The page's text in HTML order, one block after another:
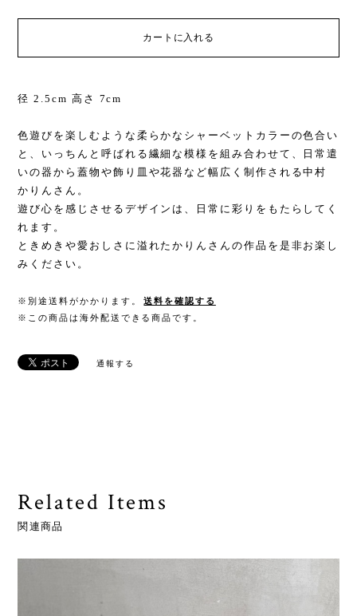
カートに入れる
径 2.5cm 高さ 7cm
色遊びを楽しむような柔らかなシャーベットカラーの色合い
と、いっちんと呼ばれる繊細な模様を組み合わせて、日常遣
いの器から蓋物や飾り皿や花器など幅広く制作される中村
かりんさん。
遊び心を感じさせるデザインは、日常に彩りをもたらしてく
れます。
ときめきや愛おしさに溢れたかりんさんの作品を是非お楽し
みください。
※別途送料がかかります。
送料を確認する
※この商品は海外配送できる商品です。
通報する
Related Items
関連商品